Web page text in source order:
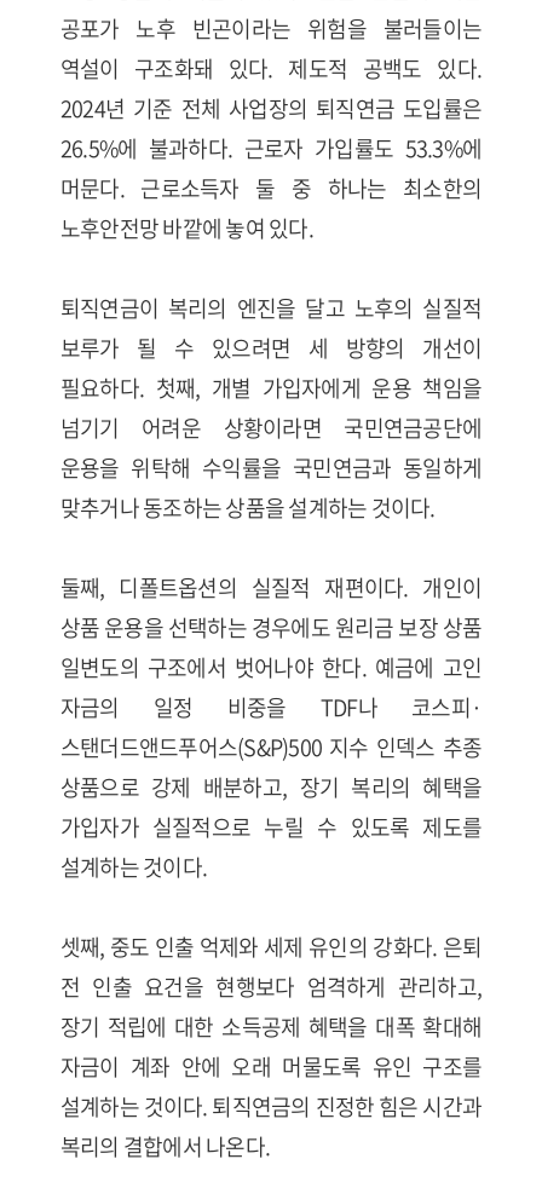
공포가 노후 빈곤이라는 위험을 불러들이는
역설이 구조화돼 있다. 제도적 공백도 있다.
2024년 기준 전체 사업장의 퇴직연금 도입률은
26.5%에 불과하다. 근로자 가입률도 53.3%에
머문다. 근로소득자 둘 중 하나는 최소한의
노후안전망 바깥에 놓여 있다.
퇴직연금이 복리의 엔진을 달고 노후의 실질적
보루가 될 수 있으려면 세 방향의 개선이
필요하다. 첫째, 개별 가입자에게 운용 책임을
넘기기 어려운 상황이라면 국민연금공단에
운용을 위탁해 수익률을 국민연금과 동일하게
맞추거나 동조하는 상품을 설계하는 것이다.
둘째, 디폴트옵션의 실질적 재편이다. 개인이
상품 운용을 선택하는 경우에도 원리금 보장 상품
일변도의 구조에서 벗어나야 한다. 예금에 고인
자금의 일정 비중을 TDF나 코스피·
스탠더드앤드푸어스(S&P)500 지수 인덱스 추종
상품으로 강제 배분하고, 장기 복리의 혜택을
가입자가 실질적으로 누릴 수 있도록 제도를
설계하는 것이다.
셋째, 중도 인출 억제와 세제 유인의 강화다. 은퇴
전 인출 요건을 현행보다 엄격하게 관리하고,
장기 적립에 대한 소득공제 혜택을 대폭 확대해
자금이 계좌 안에 오래 머물도록 유인 구조를
설계하는 것이다. 퇴직연금의 진정한 힘은 시간과
복리의 결합에서 나온다.